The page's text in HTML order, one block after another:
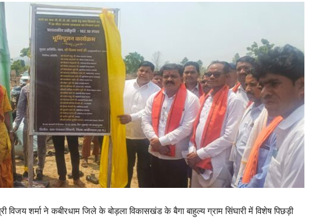
विजय शर्मा ने कबीरधाम जिले के बोड़ला विकासखंड के बैगा बाहुल्य ग्राम सिंघारी में विशेष पिछड़ी